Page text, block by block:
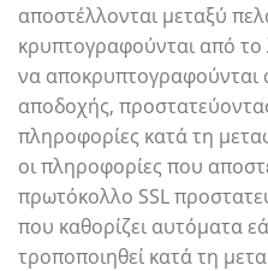
αποστέλλονται μεταξύ
κρυπτογραφούνται από το
να αποκρυπτογραφούνται
αποδοχής,
πληροφορίες κατά τη
οι πληροφορίες που
πρωτόκολλο SSL
που καθορίζει αυτόματα
τροποποιηθεί κατά τη